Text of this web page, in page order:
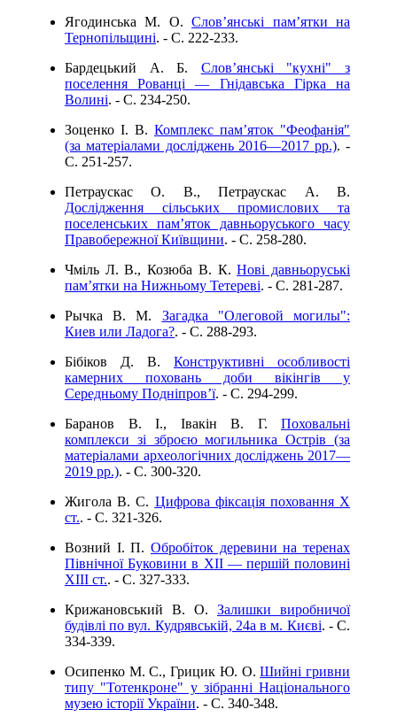
Ягодинська М. О.Слов’янські пам’ятки на
Тернопільщині. - C. 222-233.
Бардецький А. Б. Слов’янські "кухні" з
поселення Рованці — Гнідавська Гірка на
Волині. - C. 234-250.
Зоценко І. В. Комплекс пам’яток "Феофанія"
(за матеріалами досліджень 2016—2017 рр.). -
C. 251-257.
Петраускас О. В., Петраускас А. В.
Дослідження сільських промислових та
поселенських пам’яток давньоруського часу
Правобережної Київщини. - C. 258-280.
Чміль Л. В., Козюба В. К.Нові давньоруські
пам’ятки на Нижньому Тетереві. - C. 281-287.
Рычка В. М. Загадка "Олеговой могилы":
Киев или Ладога?. - C. 288-293.
Бібіков Д. В. Конструктивні особливості
камерних поховань доби вікінгів у
Середньому Подніпров’ї. - C. 294-299.
Баранов В. І., Івакін В. Г. Поховальні
комплекси зі зброєю могильника Острів (за
матеріалами археологічних досліджень 2017—
2019 рр.). - C. 300-320.
Жигола В. С. Цифрова фіксація поховання Х
ст.. - C. 321-326.
Возний І. П. Обробіток деревини на теренах
Північної Буковини в ХІІ — першій половині
ХІІІ ст.. - C. 327-333.
Крижановський В. О. Залишки виробничої
будівлі по вул. Кудрявській, 24а в м. Києві. - C.
334-339.
Осипенко М. С., Грицик Ю. О.Шийні гривни
типу "Тотенкроне" у зібранні Національного
музею історії України. - C. 340-348.